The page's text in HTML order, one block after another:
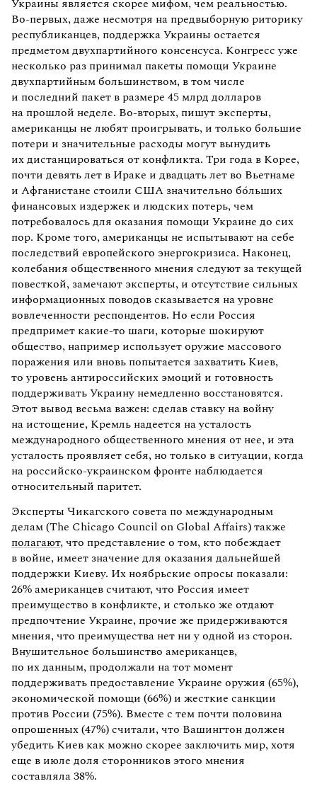
Украины является скорее мифом, чем реальностью.
Во-первых, даже несмотря на предвыборную риторику
республиканцев, поддержка Украины остается
предметом двухпартийного консенсуса. Конгресс уже
несколько раз принимал пакеты помощи Украине
двухпартийным большинством, в том числе
и последний пакет в размере 45 млрд долларов
на прошлой неделе. Во-вторых, пишут эксперты,
американцы не любят проигрывать, и только большие
потери и значительные расходы могут вынудить
их дистанцироваться от конфликта. Три года в Корее,
почти девять лет в Ираке и двадцать лет во Вьетнаме
и Афганистане стоили США значительно бóльших
финансовых издержек и людских потерь, чем
потребовалось для оказания помощи Украине до сих
пор. Кроме того, американцы не испытывают на себе
последствий европейского энергокризиса. Наконец,
колебания общественного мнения следуют за текущей
повесткой, замечают эксперты, и отсутствие сильных
информационных поводов сказывается на уровне
вовлеченности респондентов. Но если Россия
предпримет какие-то шаги, которые шокируют
общество, например использует оружие массового
поражения или вновь попытается захватить Киев,
то уровень антироссийских эмоций и готовность
поддерживать Украину немедленно восстановятся.
Этот вывод весьма важен: сделав ставку на войну
на истощение, Кремль надеется на усталость
международного общественного мнения от нее, и эта
усталость проявляет себя, но только в ситуации, когда
на российско-украинском фронте наблюдается
относительный паритет.
Эксперты Чикагского совета по международным
делам (The Chicago Council on Global Affairs) также
полагают, что представление о том, кто побеждает
в войне, имеет значение для оказания дальнейшей
поддержки Киеву. Их ноябрьские опросы показали:
26% американцев считают, что Россия имеет
преимущество в конфликте, и столько же отдают
предпочтение Украине, прочие же придерживаются
мнения, что преимущества нет ни у одной из сторон.
Внушительное большинство американцев,
по их данным, продолжали на тот момент
поддерживать предоставление Украине оружия (65%),
экономической помощи (66%) и жесткие санкции
против России (75%). Вместе с тем почти половина
опрошенных (47%) считали, что Вашингтон должен
убедить Киев как можно скорее заключить мир, хотя
еще в июле доля сторонников этого мнения
составляла 38%.